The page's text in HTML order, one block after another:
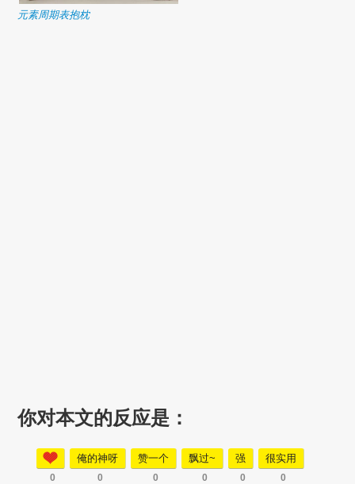
元素周期表抱枕
你对本文的反应是：
0
俺的神呀
0
赞一个
0
飘过~
0
强
0
很实用
0